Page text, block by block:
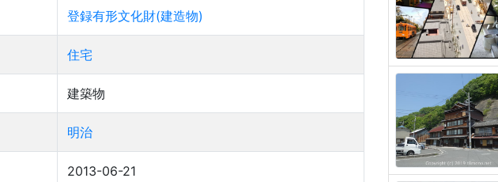
登録有形文化財(建造物)
住宅
建築物
明治
2013-06-21